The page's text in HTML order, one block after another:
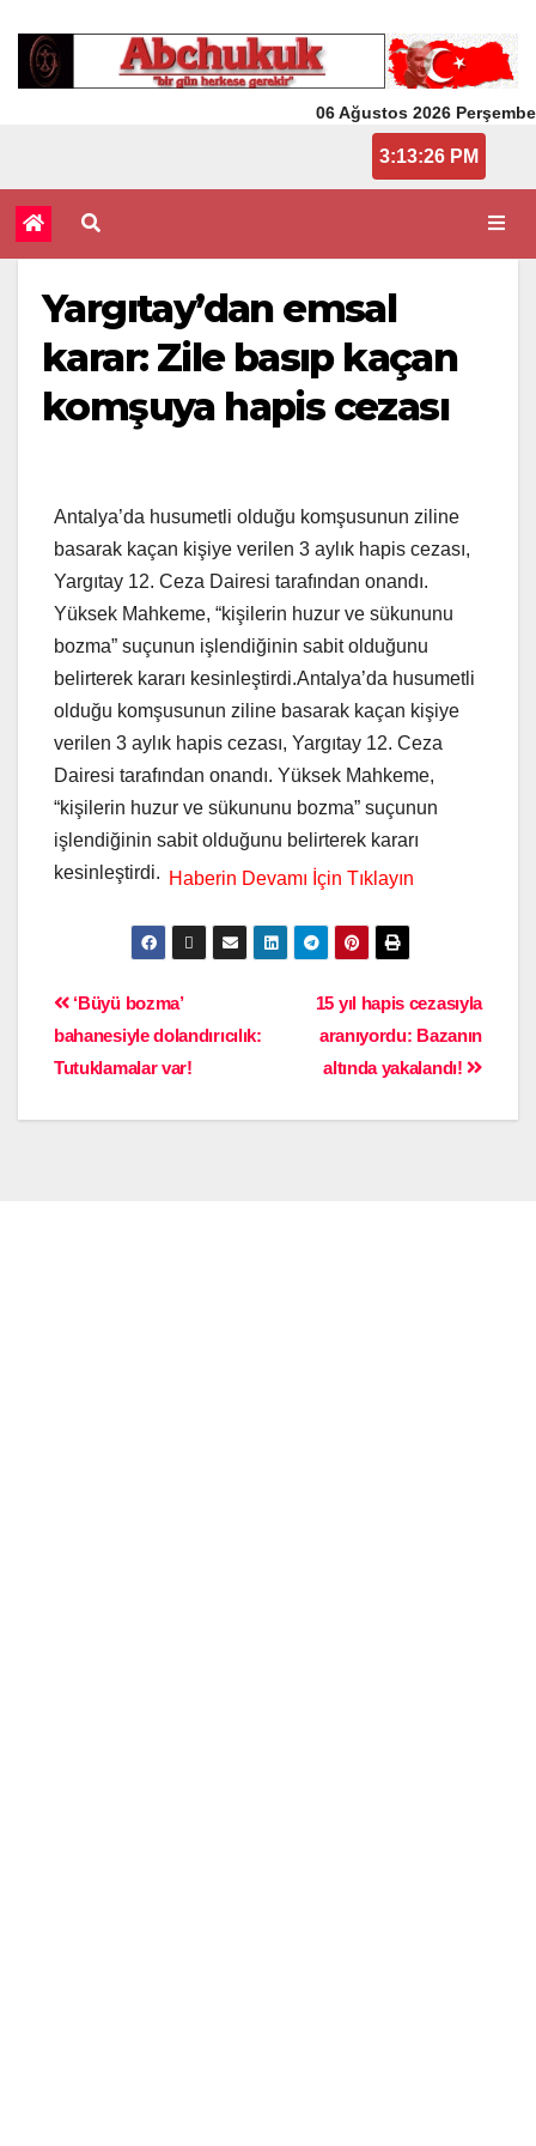
06 Ağustos 2026 Perşembe
3:13:26 PM
Yargıtay’dan emsal
karar: Zile basıp kaçan
komşuya hapis cezası
Antalya’da husumetli olduğu komşusunun ziline
basarak kaçan kişiye verilen 3 aylık hapis cezası,
Yargıtay 12. Ceza Dairesi tarafından onandı.
Yüksek Mahkeme, “kişilerin huzur ve sükununu
bozma” suçunun işlendiğinin sabit olduğunu
belirterek kararı kesinleştirdi.Antalya’da husumetli
olduğu komşusunun ziline basarak kaçan kişiye
verilen 3 aylık hapis cezası, Yargıtay 12. Ceza
Dairesi tarafından onandı. Yüksek Mahkeme,
“kişilerin huzur ve sükununu bozma” suçunun
işlendiğinin sabit olduğunu belirterek kararı
kesinleştirdi.
15 yıl hapis cezasıyla
aranıyordu: Bazanın
altında yakalandı!
‘Büyü bozma’
bahanesiyle dolandırıcılık:
Tutuklamalar var!